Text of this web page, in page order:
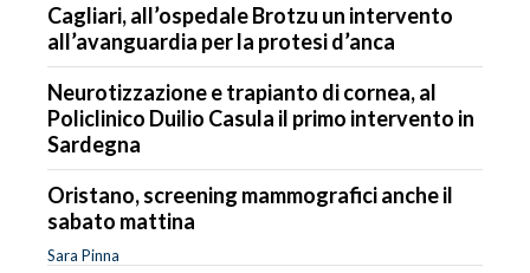
Cagliari, all’ospedale Brotzu un intervento
all’avanguardia per la protesi d’anca
Neurotizzazione e trapianto di cornea, al
Policlinico Duilio Casula il primo intervento in
Sardegna
Oristano, screening mammografici anche il
sabato mattina
Sara Pinna